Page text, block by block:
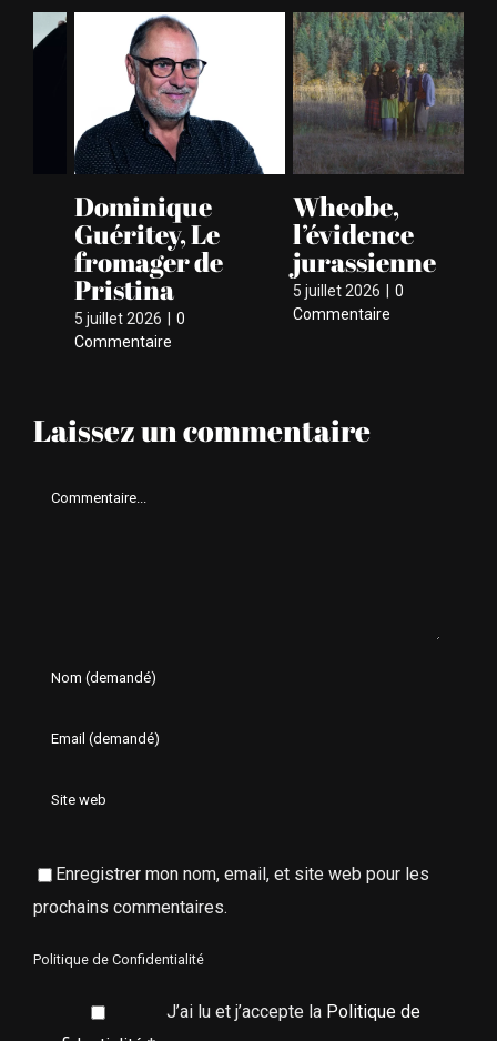
tenu
la
promesse
faite
à
mon
amie
disparue
»
Dominique
Guéritey, Le
fromager de
Pristina
5 juillet 2026 | 0
Commentaire
Wheobe,
l’évidence
jurassienne
5 juillet 2026 | 0
Commentaire
Laissez un commentaire
Comment
Enregistrer mon nom, email, et site web pour les
prochains commentaires.
Politique de Confidentialité
J’ai lu et j’accepte la Politique de